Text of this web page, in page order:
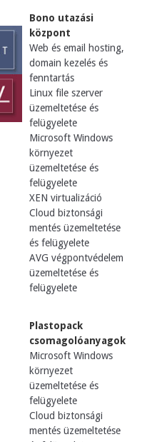
Bono utazási
központ
Web és email hosting,
domain kezelés és
fenntartás
Linux file szerver
üzemeltetése és
felügyelete
Microsoft Windows
környezet
üzemeltetése és
felügyelete
XEN virtualizáció
Cloud biztonsági
mentés üzemeltetése
és felügyelete
AVG végpontvédelem
üzemeltetése és
felügyelete
Plastopack
csomagolóanyagok
Microsoft Windows
környezet
üzemeltetése és
felügyelete
Cloud biztonsági
mentés üzemeltetése